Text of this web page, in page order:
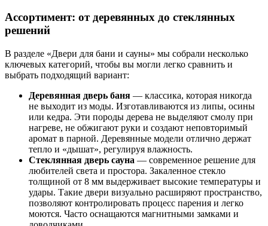
Ассортимент: от деревянных до стеклянных
решений
В разделе «Двери для бани и сауны» мы собрали несколько
ключевых категорий, чтобы вы могли легко сравнить и
выбрать подходящий вариант:
Деревянная дверь баня — классика, которая никогда
не выходит из моды. Изготавливаются из липы, осины
или кедра. Эти породы дерева не выделяют смолу при
нагреве, не обжигают руки и создают неповторимый
аромат в парной. Деревянные модели отлично держат
тепло и «дышат», регулируя влажность.
Стеклянная дверь сауна — современное решение для
любителей света и простора. Закаленное стекло
толщиной от 8 мм выдерживает высокие температуры и
удары. Такие двери визуально расширяют пространство,
позволяют контролировать процесс парения и легко
моются. Часто оснащаются магнитными замками и